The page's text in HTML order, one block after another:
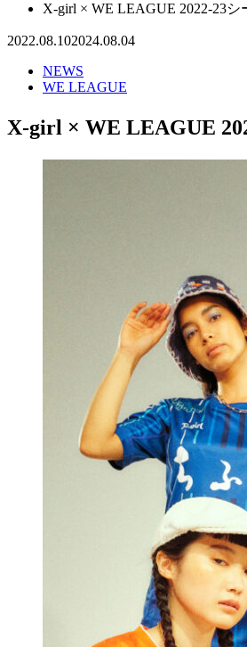
X-girl × WE LEAGUE 2022-23
2022.08.102024.08.04
NEWS
WE LEAGUE
X-girl × WE LEAGUE